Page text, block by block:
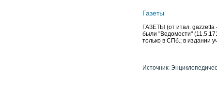
Газеты
ГАЗЕТЫ (от итал.
были "Ведомости"
только в СПб.; в издании
Источник: